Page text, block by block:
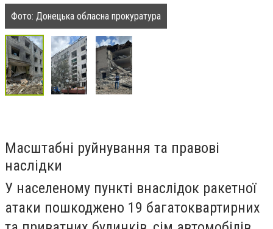
Фото: Донецька обласна прокуратура
Масштабні руйнування та правові
наслідки
У населеному пункті внаслідок ракетної
атаки пошкоджено 19 багатоквартирних